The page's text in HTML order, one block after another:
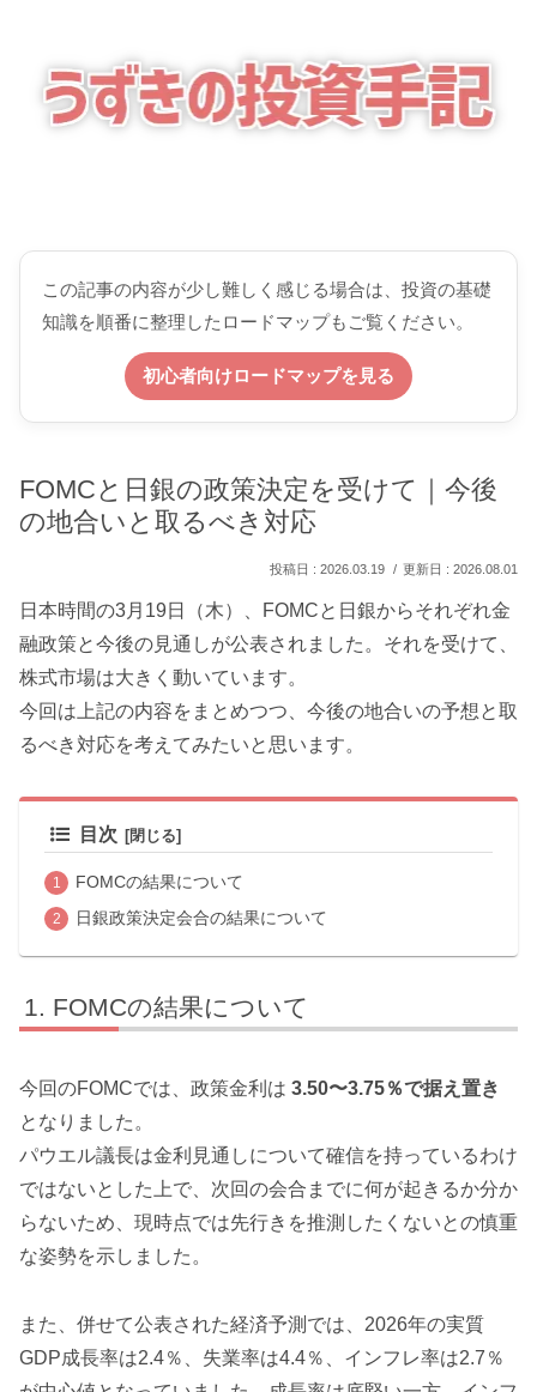
この記事の内容が少し難しく感じる場合は、投資の基礎
知識を順番に整理したロードマップもご覧ください。
初心者向けロードマップを見る
FOMCと日銀の政策決定を受けて｜今後
の地合いと取るべき対応
2026.03.19 2026.08.01
日本時間の3月19日（木）、FOMCと日銀からそれぞれ金
融政策と今後の見通しが公表されました。それを受けて、
株式市場は大きく動いています。
今回は上記の内容をまとめつつ、今後の地合いの予想と取
るべき対応を考えてみたいと思います。
目次
FOMCの結果について
日銀政策決定会合の結果について
FOMCの結果について
今回のFOMCでは、政策金利は 3.50〜3.75％で据え置き
となりました。
パウエル議長は金利見通しについて確信を持っているわけ
ではないとした上で、次回の会合までに何が起きるか分か
らないため、現時点では先行きを推測したくないとの慎重
な姿勢を示しました。
また、併せて公表された経済予測では、2026年の実質
GDP成長率は2.4％、失業率は4.4％、インフレ率は2.7％